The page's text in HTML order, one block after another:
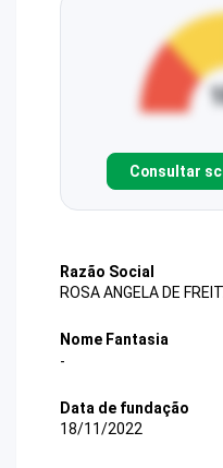
Consultar
Razão Social
ROSA ANGELA DE
Nome Fantasia
-
Data de fundação
18/11/2022